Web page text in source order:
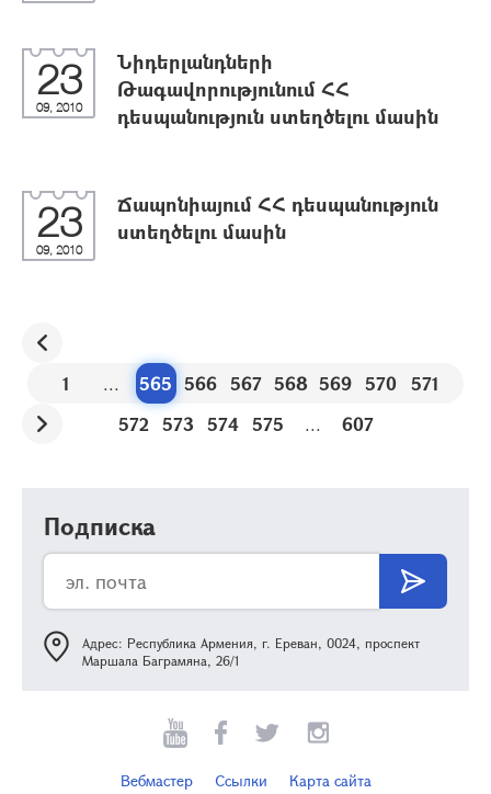
23
09, 2010
Նիդերլանդների
Թագավորությունում ՀՀ
դեսպանություն ստեղծելու մասին
23
09, 2010
Ճապոնիայում ՀՀ դեսպանություն
ստեղծելու մասին
1 ... 565 566 567 568 569 570
571
572 573 574 575 ... 607
Подписка
Адрес: Республика Армения, г. Ереван, 0024, проспект
Маршала Баграмяна, 26/1
Вебмастер Ссылки Карта сайта